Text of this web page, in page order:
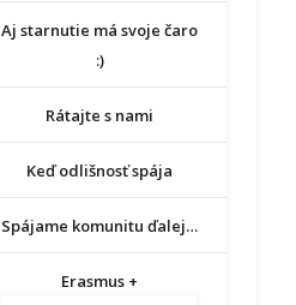
Aj starnutie má svoje čaro
:)
Rátajte s nami
Keď odlišnosť spája
Spájame komunitu ďalej…
Erasmus +